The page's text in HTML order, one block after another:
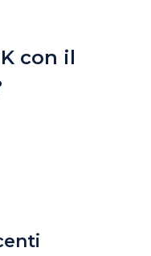
con il